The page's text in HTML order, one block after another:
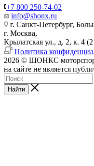
+7 800 250-74-02
info@shonx.ru
г. Санкт-Петербург,
г. Москва,
Крылатская ул., д. 2, к. 4
Политика
2026 © ШОНКС
на сайте не является
Найти